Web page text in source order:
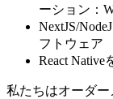
ーション：
NextJS/
フトウェア
React Native
私たちはオーダ